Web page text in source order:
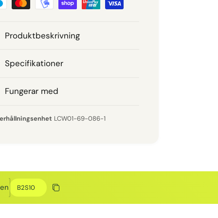
Produktbeskrivning
Specifikationer
Fungerar med
LCW01-69-086-1
Kopierat
Rabattkod
Kopiera rabatt